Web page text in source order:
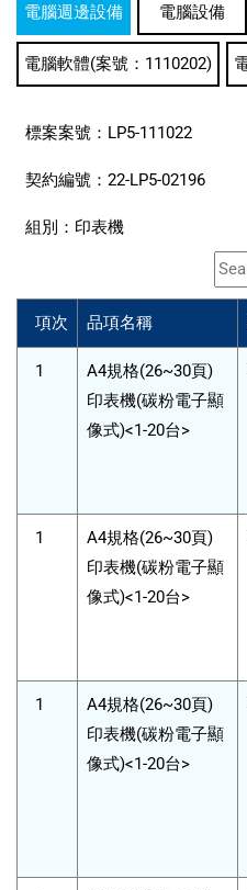
電腦週邊設備 電腦設備
電腦軟體(案號：1110202)
標案案號： LP5-111022
契約編號： 22-LP5-02196
組別： 印表機
項次 品項名稱
1
A4規格(26~30頁)
印表機(碳粉電子顯
像式)<1-20台>
1
A4規格(26~30頁)
印表機(碳粉電子顯
像式)<1-20台>
1
A4規格(26~30頁)
印表機(碳粉電子顯
像式)<1-20台>